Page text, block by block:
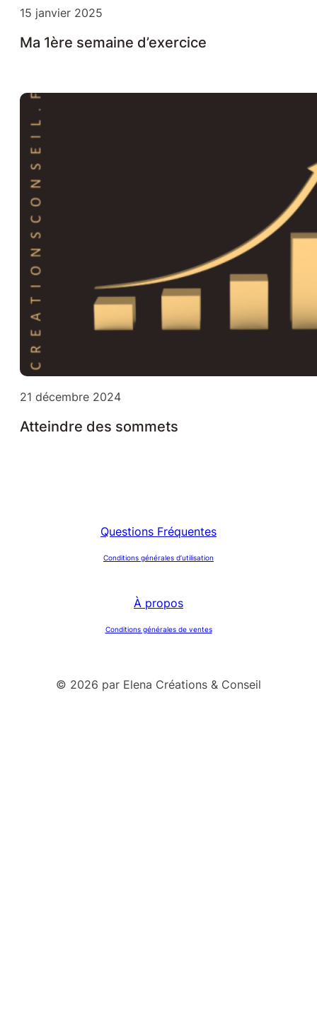
15 janvier 2025
Ma 1ère semaine d’exercice
21 décembre 2024
Atteindre des sommets
Questions Fréquentes
Conditions générales d’utilisation
À propos
Conditions générales de ventes
© 2026 par Elena Créations & Conseil